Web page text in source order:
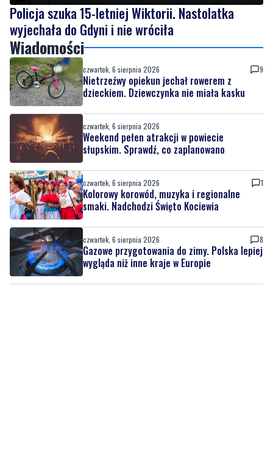
Policja szuka 15-letniej Wiktorii. Nastolatka
wyjechała do Gdyni i nie wróciła
Wiadomości
czwartek, 6 sierpnia 2026 9
Nietrzeźwy opiekun jechał rowerem z
dzieckiem. Dziewczynka nie miała kasku
czwartek, 6 sierpnia 2026
Weekend pełen atrakcji w powiecie
słupskim. Sprawdź, co zaplanowano
czwartek, 6 sierpnia 2026 1
Kolorowy korowód, muzyka i regionalne
smaki. Nadchodzi Święto Kociewia
czwartek, 6 sierpnia 2026 8
Gazowe przygotowania do zimy. Polska lepiej
wygląda niż inne kraje w Europie